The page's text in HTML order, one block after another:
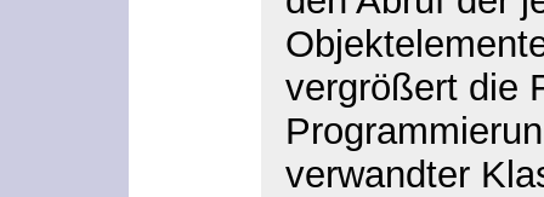
vergrößert die
verwandter